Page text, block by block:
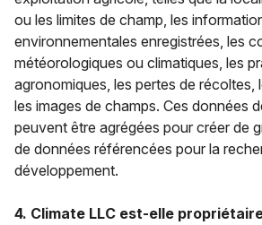
ou les limites de champ, les
environnementales enregistrées, les
météorologiques ou climatiques, les
agronomiques, les pertes de récoltes,
les images de champs. Ces données
peuvent être agrégées pour créer de
de données référencées pour la
développement.
4. Climate LLC est-elle